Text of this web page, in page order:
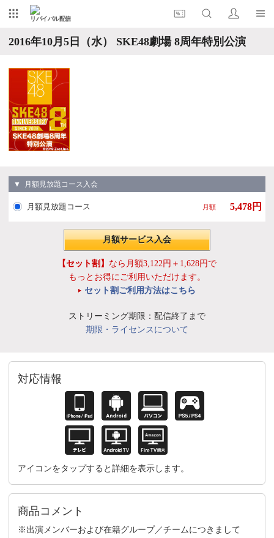
リバイバル配信
2016年10月5日（水） SKE48劇場 8周年特別公演
▼ 月額見放題コース入会
月額見放題コース 月額 5,478円
月額サービス入会
【セット割】 なら月額3,122円＋1,628円で
もっとお得にご利用いただけます。
セット割ご利用方法はこちら
ストリーミング期限：配信終了まで
期限・ライセンスについて
対応情報
アイコンをタップすると詳細を表示します。
商品コメント
※出演メンバーおよび在籍グループ／チームにつきまして